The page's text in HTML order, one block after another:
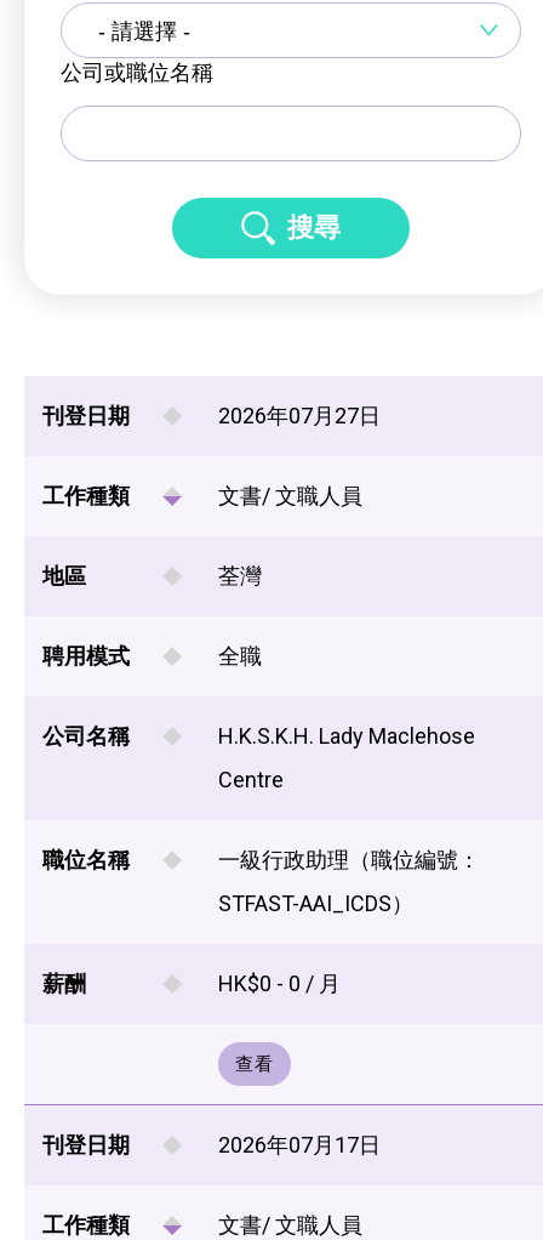
公司或職位名稱
搜尋
刊登日期 2026年07月27日
工作種類 文書/ 文職人員
地區 荃灣
聘用模式 全職
公司名稱
H.K.S.K.H. Lady Maclehose
Centre
職位名稱
一級行政助理（職位編號：
STFAST-AAI_ICDS）
薪酬 HK$0 - 0 / 月
查看
刊登日期 2026年07月17日
工作種類 文書/ 文職人員